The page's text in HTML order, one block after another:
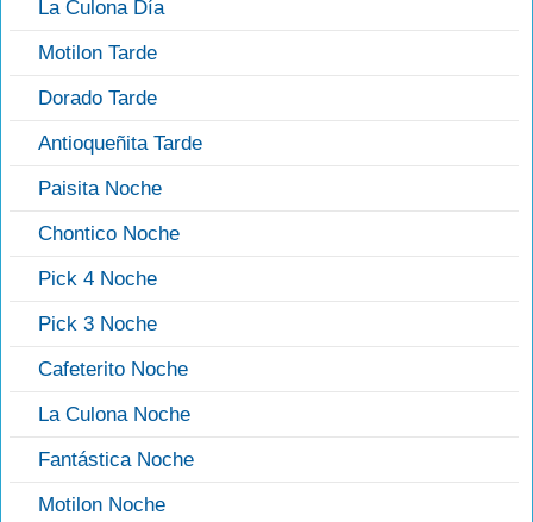
La Culona Día
Motilon Tarde
Dorado Tarde
Antioqueñita Tarde
Paisita Noche
Chontico Noche
Pick 4 Noche
Pick 3 Noche
Cafeterito Noche
La Culona Noche
Fantástica Noche
Motilon Noche